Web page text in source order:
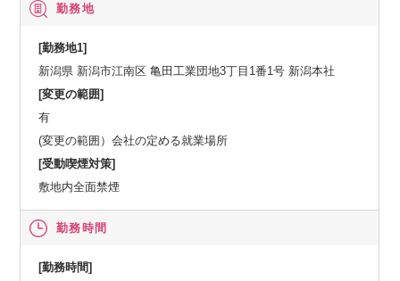
勤務地
[勤務地1]
新潟県 新潟市江南区 亀田工業団地3丁目1番1号 新潟本社
[変更の範囲]
有
(変更の範囲）会社の定める就業場所
[受動喫煙対策]
敷地内全面禁煙
勤務時間
[勤務時間]